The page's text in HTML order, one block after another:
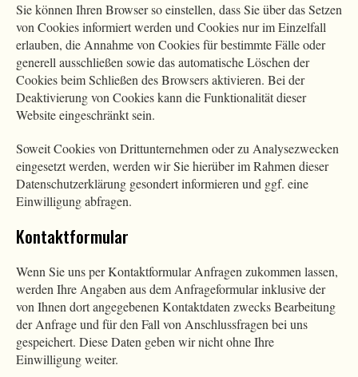
Sie können Ihren Browser so einstellen, dass Sie über das Setzen
von Cookies informiert werden und Cookies nur im Einzelfall
erlauben, die Annahme von Cookies für bestimmte Fälle oder
generell ausschließen sowie das automatische Löschen der
Cookies beim Schließen des Browsers aktivieren. Bei der
Deaktivierung von Cookies kann die Funktionalität dieser
Website eingeschränkt sein.
Soweit Cookies von Drittunternehmen oder zu Analysezwecken
eingesetzt werden, werden wir Sie hierüber im Rahmen dieser
Datenschutzerklärung gesondert informieren und ggf. eine
Einwilligung abfragen.
Kontaktformular
Wenn Sie uns per Kontaktformular Anfragen zukommen lassen,
werden Ihre Angaben aus dem Anfrageformular inklusive der
von Ihnen dort angegebenen Kontaktdaten zwecks Bearbeitung
der Anfrage und für den Fall von Anschlussfragen bei uns
gespeichert. Diese Daten geben wir nicht ohne Ihre
Einwilligung weiter.